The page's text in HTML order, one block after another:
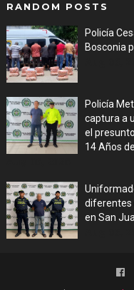
RANDOM POSTS
Policía
Bosconia
Policía
captura a
el
14 Años
diferentes
en San